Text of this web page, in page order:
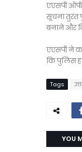
एएसपी ओपी
सूचना तुरंत
बनाने और
एएसपी ने
कि पुलिस
Tags
YOU